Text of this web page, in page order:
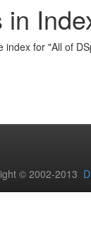
in
index for "All of
© 2002-2013